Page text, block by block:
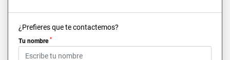
¿Prefieres que te contactemos?
Tu nombre *